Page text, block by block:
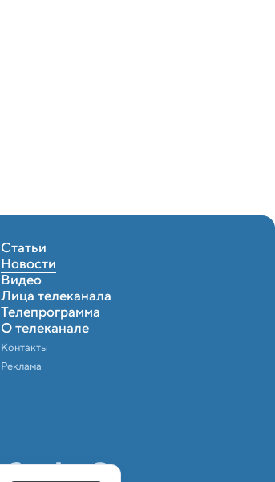
Статьи
Новости
Видео
Лица телеканала
Телепрограмма
О телеканале
Контакты
Реклама